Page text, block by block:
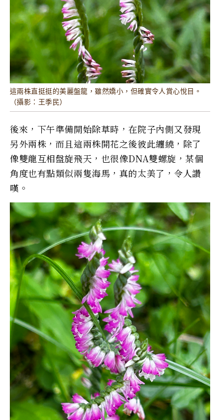
這兩株直挺挺的美麗盤龍，雖然嬌小，但確實令人賞心悅目。
（攝影：王季民）
後來，下午準備開始除草時，在院子內側又發現
另外兩株，而且這兩株開花之後彼此纏繞，除了
像雙龍互相盤旋飛天，也很像DNA雙螺旋，某個
角度也有點類似兩隻海馬，真的太美了，令人讚
嘆。